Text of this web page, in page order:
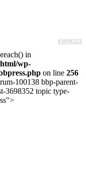
#3698352
in
wp-
on line 256
100138 bbp-parent-
3698352 topic type-